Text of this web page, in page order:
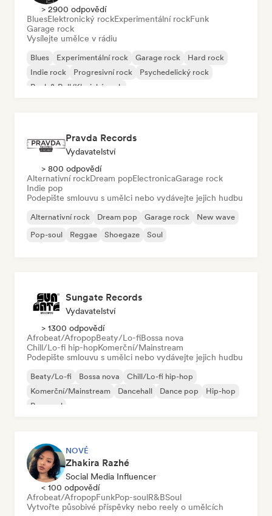
> 2900 odpovědí
BluesElektronický rockExperimentální rockFunk
Garage rock
Vysílejte umělce v rádiu
Blues Experimentální rock Garage rock
Hard rock
Indie rock
Progresivní rock
Psychedelický rock
Rock & Roll/Klasický rock
Pravda Records
Vydavatelství
> 800 odpovědí
Alternativní rockDream popElectronicaGarage rock
Indie pop
Podepište smlouvu s umělci nebo vydávejte jejich hudbu
Alternativní rock Dream pop Garage rock
New wave
Pop-soul
Reggae Shoegaze Soul
Sungate Records
Vydavatelství
> 1300 odpovědí
Afrobeat/AfropopBeaty/Lo-fiBossa nova
Chill/Lo-fi hip-hopKomerční/Mainstream
Podepište smlouvu s umělci nebo vydávejte jejich hudbu
Beaty/Lo-fi Bossa nova
Chill/Lo-fi hip-hop
Komerční/Mainstream
Dancehall Dance pop
Hip-hop
Pop-soul
NOVÉ
Zhakira Razhé
Social Media Influencer
< 100 odpovědí
Afrobeat/AfropopFunkPop-soulR&BSoul
Vytvořte působivé příspěvky nebo reely o umělcích